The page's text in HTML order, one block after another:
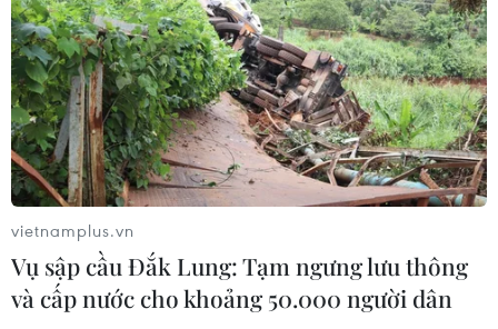
26/07/2026 04:01
11 cô gái sông Hương - biểu tượng
anh hùng của tuổi xuân thời chiến
25/07/2026 09:19
FAHASA và Deli ra mắt không
gian sáng tạo văn phòng phẩm, nâng
vietnamplus.vn
Vụ sập cầu Đắk Lung: Tạm ngưng lưu thông
và cấp nước cho khoảng 50.000 người dân